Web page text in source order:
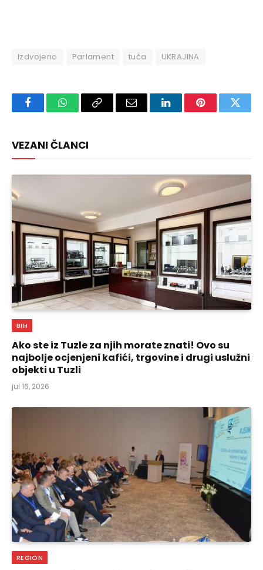
Izdvojeno Parlament tuča UKRAJINA
FacebookWhatsAppCopy
Email LinkedInPinterest
VEZANI ČLANCI
BIH
Ako ste iz Tuzle za njih morate znati! Ovo su
najbolje ocjenjeni kafići, trgovine i drugi uslužni
objekti u Tuzli
jul 16, 2026
REGION